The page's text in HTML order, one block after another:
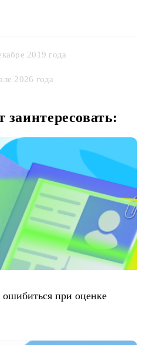
2019 года
2026 года
при оценке